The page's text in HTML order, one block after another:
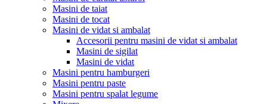
Masini de taiat
Masini de tocat
Masini de vidat si ambalat
Accesorii pentru masini de vidat si ambalat
Masini de sigilat
Masini de vidat
Masini pentru hamburgeri
Masini pentru paste
Masini pentru spalat legume